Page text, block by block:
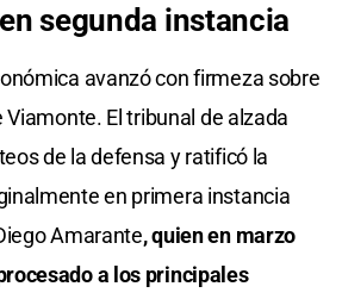
segunda instancia
avanzó con firmeza sobre
Viamonte. El tribunal de alzada
de la defensa y ratificó la
en primera instancia
Amarante, quien en marzo
a los principales